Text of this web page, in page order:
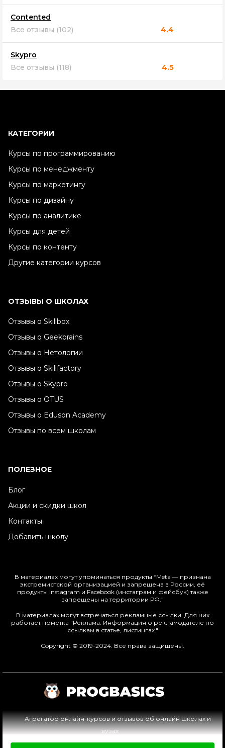
Contented
Все отзывы (102)
4.4
Skypro
Все отзывы (118)
4.5
КАТЕГОРИИ
Курсы по программированию
Курсы по менеджменту
Курсы по маркетингу
Курсы по дизайну
Курсы по аналитике
Курсы для детей
Курсы по контенту
Другие категории курсов
ОТЗЫВЫ О ШКОЛАХ
Отзывы о Skillbox
Отзывы о Geekbrains
Отзывы о Нетологии
Отзывы о Skillfactory
Отзывы о Skypro
Отзывы о OTUS
Отзывы о Eduson Academy
Отзывы по всем школам
ПОЛЕЗНОЕ
Блог
Акции и скидки школ
Контакты
Добавить школу
В материалах могут упоминаться продукты *Meta — признана
экстремистской организацией и запрещена в России, её
продукты Instagram и Facebook (инстаграм и фейсбук) также
запрещены на территории РФ.”
В материалах могут встречаться рекламные ссылки. Для них
работает пометка "Реклама. Информация о рекламодателе по
ссылкам в статье, листингах."
Copyright © 2019-2024. Все права защищены.
Агрегатор онлайн-курсов и отзывов об онлайн школах и
вузах
Пользовательское соглашение